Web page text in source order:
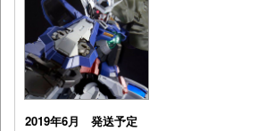
2019年6月 発送予定